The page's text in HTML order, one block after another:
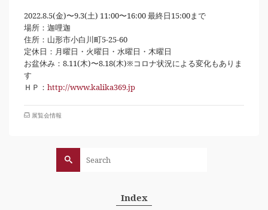
2022.8.5(金)〜9.3(土) 11:00〜16:00 最終日15:00まで
場所：迦哩迦
住所：山形市小白川町5-25-60
定休日：月曜日・火曜日・水曜日・木曜日
お盆休み：8.11(木)〜8.18(木)※コロナ状況による変化もありま
す
ＨＰ： http://www.kalika369.jp
展覧会情報
Search
for:
Index